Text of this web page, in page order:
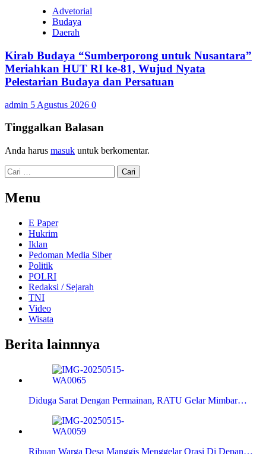
Advetorial
Budaya
Daerah
Kirab Budaya “Sumberporong untuk Nusantara”
Meriahkan HUT RI ke-81, Wujud Nyata
Pelestarian Budaya dan Persatuan
admin 5 Agustus 2026 0
Tinggalkan Balasan
Anda harus masuk untuk berkomentar.
Cari
untuk:
Menu
E Paper
Hukrim
Iklan
Pedoman Media Siber
Politik
POLRI
Redaksi / Sejarah
TNI
Video
Wisata
Berita lainnnya
Diduga Sarat Dengan Permainan, RATU Gelar Mimbar…
Ribuan Warga Desa Manggis Menggelar Orasi Di Depan…